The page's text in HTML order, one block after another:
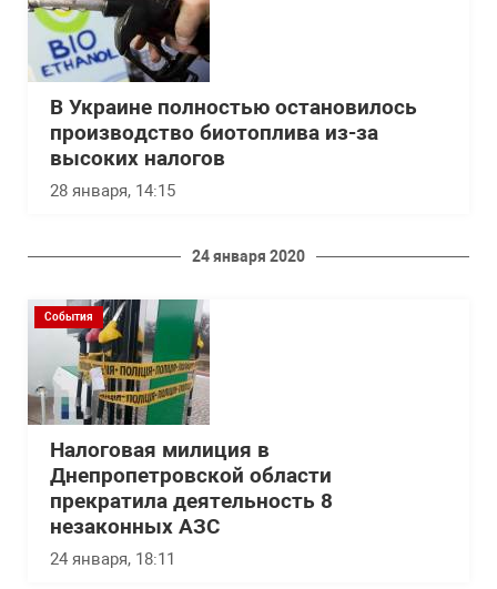
В Украине полностью остановилось
производство биотоплива из-за
высоких налогов
28 января, 14:15
24 января 2020
События
Налоговая милиция в
Днепропетровской области
прекратила деятельность 8
незаконных АЗС
24 января, 18:11